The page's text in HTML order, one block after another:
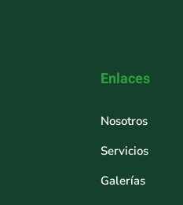
Enlaces
Nosotros
Servicios
Galerías